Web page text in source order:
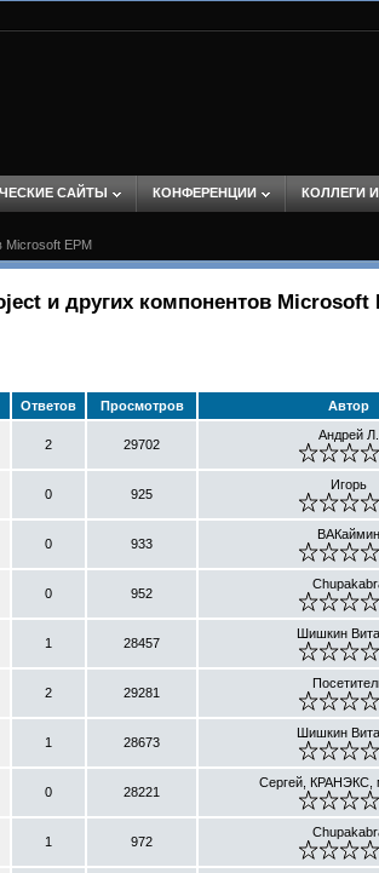
САЙТЫ КОНФЕРЕНЦИИ КОЛЛЕГИ
Microsoft EPM
и других компонентов Microsoft
Ответов Просмотров Автор
2 29702
Андрей Л.
0 925
Игорь
0 933
ВАКаймин
0 952
1 28457
Шишкин
2 29281
1 28673
Шишкин
0 28221
Сергей, КРАНЭКС,
1 972